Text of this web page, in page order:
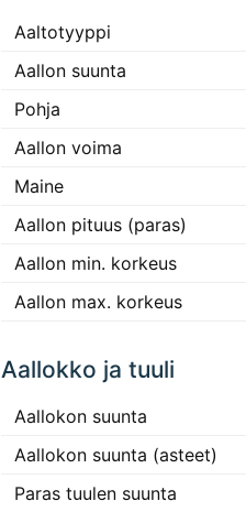
Aaltotyyppi
Aallon suunta
Pohja
Aallon voima
Maine
Aallon pituus (paras)
Aallon min. korkeus
Aallon max. korkeus
Aallokko ja tuuli
Aallokon suunta
Aallokon suunta (asteet)
Paras tuulen suunta